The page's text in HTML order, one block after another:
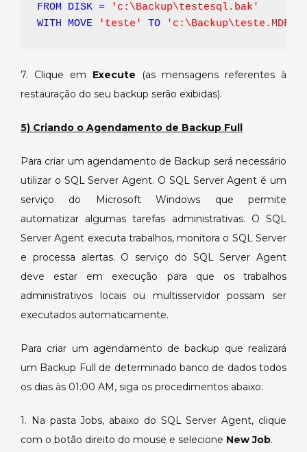
FROM DISK =
'c:\Backup\testesql.bak'
WITH MOVE
'teste' TO 'c:\Backup\teste.MDF'
7. Clique em Execute
(as mensagens referentes à
restauração do seu backup serão exibidas).
5) Criando o Agendamento de Backup Full
Para criar um agendamento de Backup será necessário
utilizar o SQL Server Agent. O SQL Server Agent é um
serviço do Microsoft Windows que permite
automatizar algumas tarefas administrativas. O SQL
Server Agent executa trabalhos, monitora o SQL Server
e processa alertas. O serviço do SQL Server Agent
deve estar em execução para que os trabalhos
administrativos locais ou multisservidor possam ser
executados automaticamente.
Para criar um agendamento de backup que realizará
um Backup Full de determinado banco de dados todos
os dias às 01:00 AM, siga os procedimentos abaixo:
1. Na pasta Jobs, abaixo do SQL Server Agent, clique
com o botão direito do mouse e selecione New Job.